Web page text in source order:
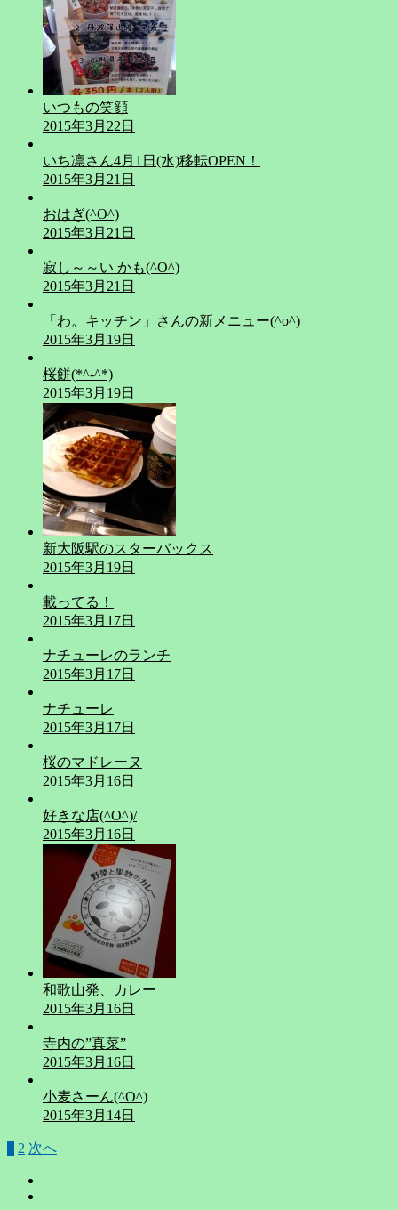
いつもの笑顔
2015年3月22日
いち凛さん4月1日(水)移転OPEN！
2015年3月21日
おはぎ(^O^)
2015年3月21日
寂し～～い かも(^O^)
2015年3月21日
「わ。キッチン」さんの新メニュー(^o^)
2015年3月19日
桜餅(*^-^*)
2015年3月19日
新大阪駅のスターバックス
2015年3月19日
載ってる！
2015年3月17日
ナチューレのランチ
2015年3月17日
ナチューレ
2015年3月17日
桜のマドレーヌ
2015年3月16日
好きな店(^O^)/
2015年3月16日
和歌山発、カレー
2015年3月16日
寺内の”真菜”
2015年3月16日
小麦さーん(^O^)
2015年3月14日
投
2 次へ